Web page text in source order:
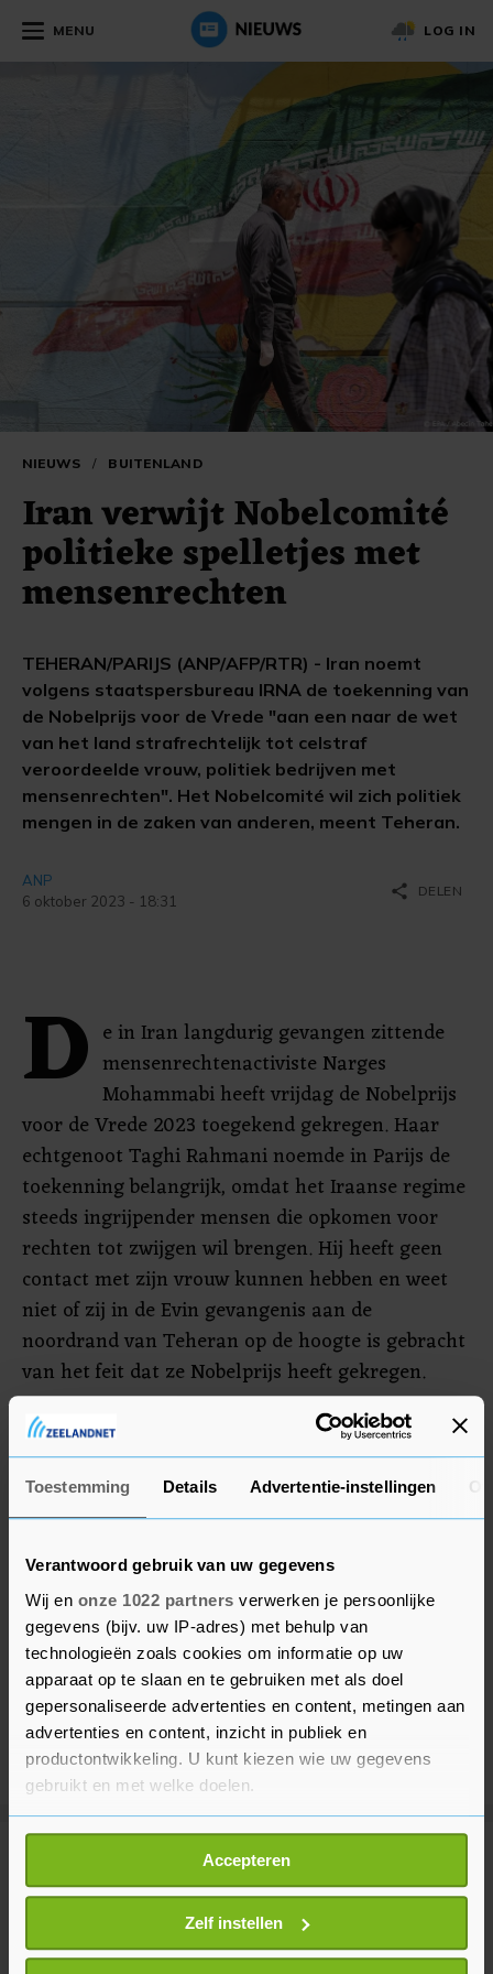
Toestemming Details Advertentie-instellingen
Verantwoord gebruik van uw gegevens
Wij en onze 1022 partners verwerken je persoonlijke
gegevens (bijv. uw IP-adres) met behulp van
technologieën zoals cookies om informatie op uw
apparaat op te slaan en te gebruiken met als doel
gepersonaliseerde advertenties en content, metingen aan
advertenties en content, inzicht in publiek en
productontwikkeling. U kunt kiezen wie uw gegevens
gebruikt en met welke doelen.
Als u het toestaat, willen we ook graag:
Informatie verzamelen over uw geografische
locatie, die tot een paar meter nauwkeurig kan zijn
Uw apparaat identificeren door het actief te
scannen op specifieke eigenschappen (fingerprinting)
Accepteren
Zelf instellen
MENU LOG IN
NIEUWS / BUITENLAND
Iran verwijt Nobelcomité
politieke spelletjes met
mensenrechten
TEHERAN/PARIJS (ANP/AFP/RTR) - Iran noemt
volgens staatspersbureau IRNA de toekenning van
de Nobelprijs voor de Vrede "aan een naar de wet
van het land strafrechtelijk tot celstraf
veroordeelde vrouw, politiek bedrijven met
mensenrechten". Het Nobelcomité wil zich politiek
mengen in de zaken van anderen, meent Teheran.
ANP
6 oktober 2023 - 18:31
share DELEN
D e in Iran langdurig gevangen zittende
mensenrechtenactiviste Narges
Mohammabi heeft vrijdag de Nobelprijs
voor de Vrede 2023 toegekend gekregen. Haar
echtgenoot Taghi Rahmani noemde in Parijs de
toekenning belangrijk, omdat het Iraanse regime
steeds ingrijpender mensen die opkomen voor
rechten tot zwijgen wil brengen. Hij heeft geen
contact met zijn vrouw kunnen hebben en weet
niet of zij in de Evin gevangenis aan de
noordrand van Teheran op de hoogte is gebracht
van het feit dat ze Nobelprijs heeft gekregen.
Meer uit Buitenland
Bloomberg: Kyiv ontziet Kazachse
olietankers bij Russische havens